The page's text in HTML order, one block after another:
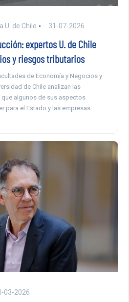
U. de Chile 31-07-2026
expertos U. de Chile
y riesgos tributarios
de Economía y Negocios y
de Chile analizan las
que algunos de sus aspectos
para el Estado y las empresas.
03-2026